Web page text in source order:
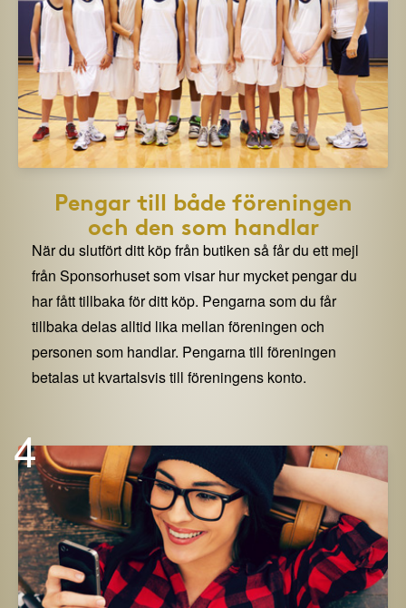
Pengar till både föreningen
och den som handlar
När du slutfört ditt köp från butiken så får du ett mejl
från Sponsorhuset som visar hur mycket pengar du
har fått tillbaka för ditt köp. Pengarna som du får
tillbaka delas alltid lika mellan föreningen och
personen som handlar. Pengarna till föreningen
betalas ut kvartalsvis till föreningens konto.
4